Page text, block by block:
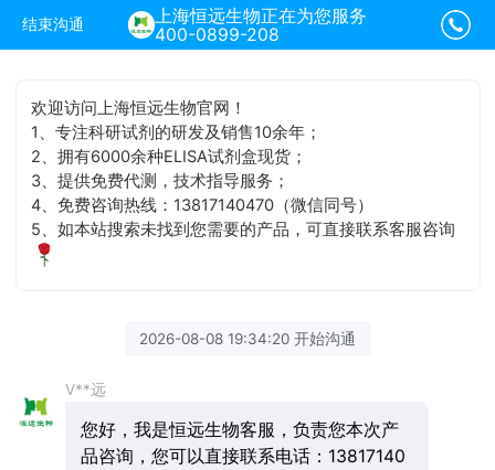
结束沟通
上海恒远生物正在为您服务
400-0899-208
欢迎访问上海恒远生物官网！
1、专注科研试剂的研发及销售10余年；
2、拥有6000余种ELISA试剂盒现货；
3、提供免费代测，技术指导服务；
4、免费咨询热线：13817140470（微信同号）
5、如本站搜索未找到您需要的产品，可直接联系客服咨询
2026-08-08 19:34:20 开始沟通
V**远
您好，我是恒远生物客服，负责您本次产
品咨询，您可以直接联系电话：13817140